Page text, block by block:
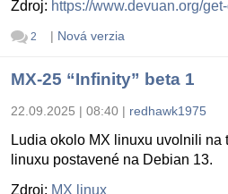
Zdroj: https://www.devuan.org/
2 | Nová verzia
MX-25 “Infinity” beta 1
22.09.2025 | 08:40 | redhawk1975
Ludia okolo MX linuxu uvolnili na
linuxu postavené na Debian 13.
Zdroj: MX linux